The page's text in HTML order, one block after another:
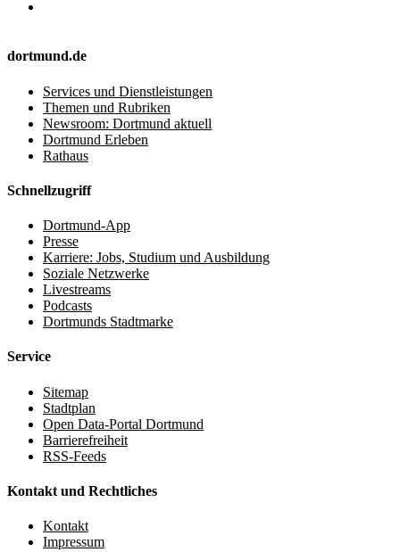
dortmund.de
Services und Dienstleistungen
Themen und Rubriken
Newsroom: Dortmund aktuell
Dortmund Erleben
Rathaus
Schnellzugriff
Dortmund-App
Presse
Karriere: Jobs, Studium und Ausbildung
Soziale Netzwerke
Livestreams
Podcasts
Dortmunds Stadtmarke
Service
Sitemap
Stadtplan
Open Data-Portal Dortmund
Barrierefreiheit
RSS-Feeds
Kontakt und Rechtliches
Kontakt
Impressum